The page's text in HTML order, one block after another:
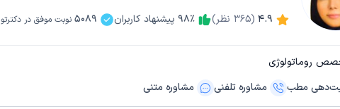
4.9
(
365 نظر) 98٪ پیشنهاد کاربران 5089 نوبت موفق در دکترتو
روماتولوژی
مطب
مشاوره‌ تلفنی مشاوره‌ متنی